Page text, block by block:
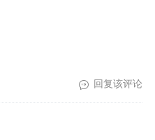
回复该评论